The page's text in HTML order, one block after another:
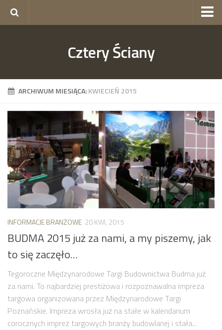
ogrodzenia Szczecin
Cztery Ściany
ARCHIWUM MIESIĄCA:KWIECIEŃ 2015
INFORMACJE BRANŻOWE 20 KWI, 2015
BUDMA 2015 już za nami, a my piszemy, jak
to się zaczęło…
Tegoroczne Międzynarodowe Targi Budownictwa Budma już
za nami. To najbardziej prestiżowa i rozpoznawalna impreza
targowa organizowana przez Międzynarodowe Targi
Poznańskie. Impreza wrosła już na stałe w kalendarium
corocznych imprez targowych branży budowlanej i stała...